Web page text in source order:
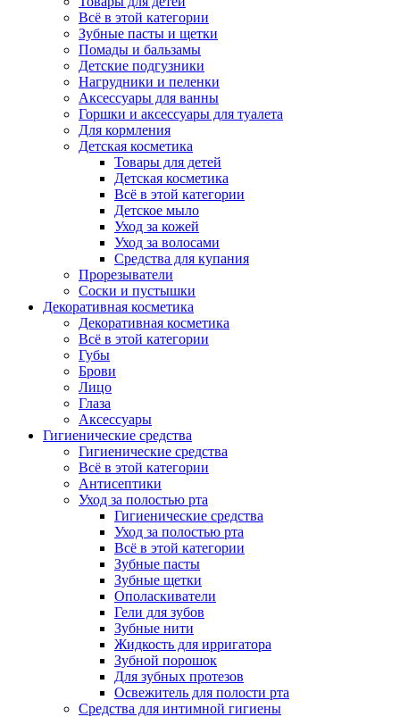
Всё в этой категории
Зубные пасты и щетки
Помады и бальзамы
Детские подгузники
Нагрудники и пеленки
Аксессуары для ванны
Горшки и аксессуары для туалета
Для кормления
Детская косметика
Товары для детей
Детская косметика
Всё в этой категории
Детское мыло
Уход за кожей
Уход за волосами
Средства для купания
Прорезыватели
Соски и пустышки
Декоративная косметика
Декоративная косметика
Всё в этой категории
Губы
Брови
Лицо
Глаза
Аксессуары
Гигиенические средства
Гигиенические средства
Всё в этой категории
Антисептики
Уход за полостью рта
Гигиенические средства
Уход за полостью рта
Всё в этой категории
Зубные пасты
Зубные щетки
Ополаскиватели
Гели для зубов
Зубные нити
Жидкость для ирригатора
Зубной порошок
Для зубных протезов
Освежитель для полости рта
Средства для интимной гигиены